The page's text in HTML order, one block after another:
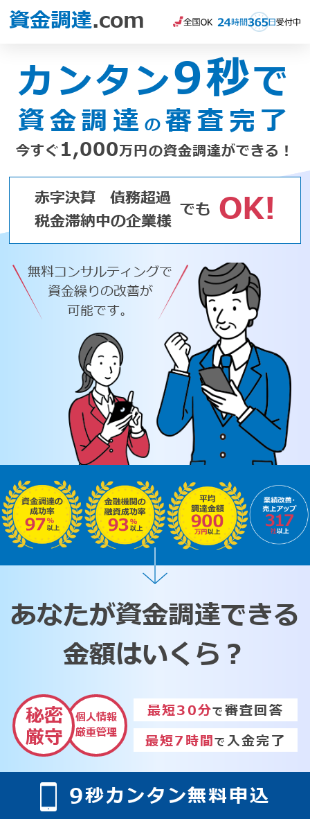
資金調達.com
カンタン9秒で
資金調達 の審査完了
今すぐ1,000万円の資金調達ができる！
赤字決算
債務超過
税金滞納中の企業様 でも OK!
無料コンサルティングで
資金繰りの改善が
可能です。
あなたが資金調達できる
金額はいくら？
秘密
厳守
個人情報
厳重管理
最短30分で審査回答
最短7時間で入金完了
9秒カンタン無料申込